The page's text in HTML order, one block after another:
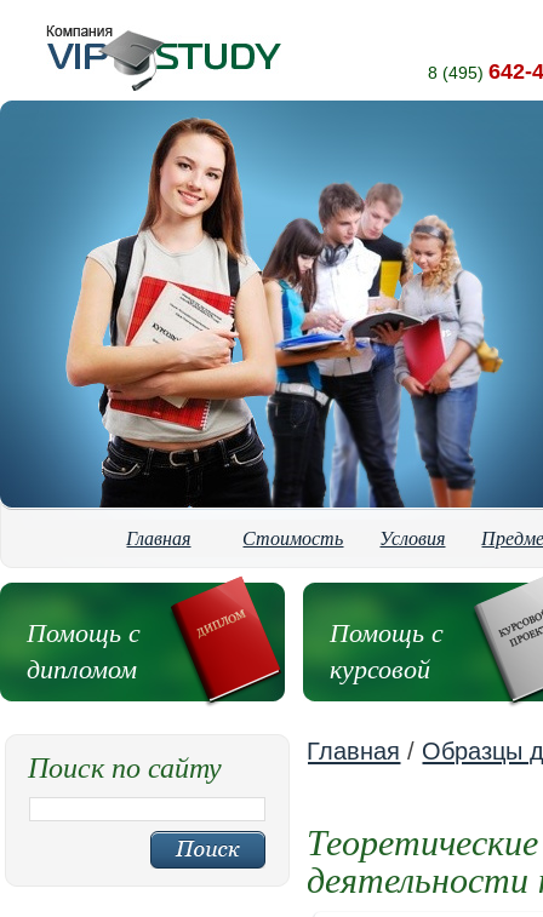
8 (495) 642-
Главная Стоимость Условия
Помощь с
дипломом
Помощь с
курсовой
Главная / Образцы
деятельности
Поиск по сайту